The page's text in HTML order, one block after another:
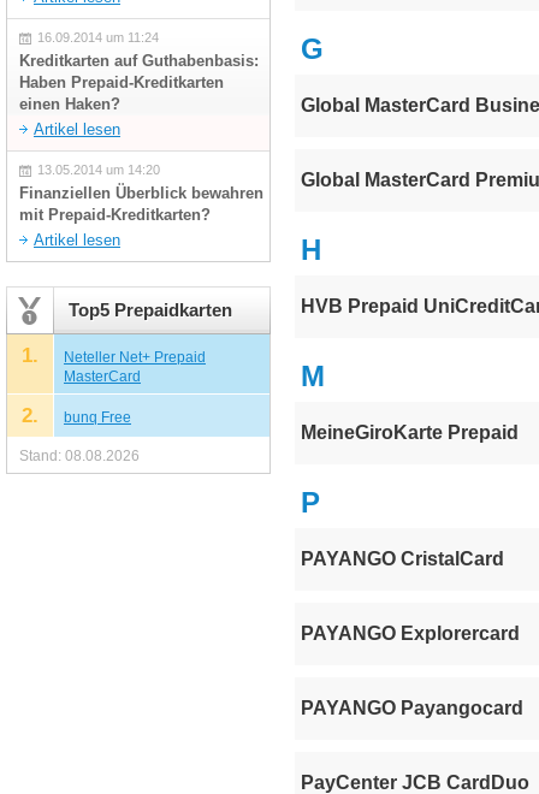
G
Global MasterCard
Global MasterCard
H
HVB Prepaid
M
MeineGiroKarte Prepaid
P
PAYANGO CristalCard
PAYANGO Explorercard
PAYANGO Payangocard
PayCenter JCB CardDuo
16.09.2014 um 11:24
Kreditkarten auf Guthabenbasis:
Haben Prepaid-Kreditkarten
einen Haken?
Artikel lesen
13.05.2014 um 14:20
Finanziellen Überblick bewahren
mit Prepaid-Kreditkarten?
Artikel lesen
Top5 Prepaidkarten
1.
Neteller Net+ Prepaid
MasterCard
2. bunq Free
Stand: 08.08.2026